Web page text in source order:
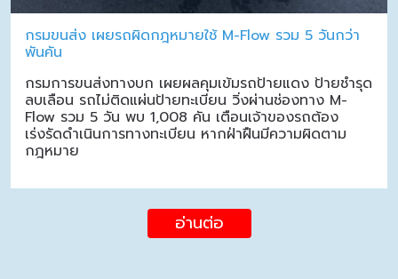
กรมขนส่ง เผยรถผิดกฎหมายใช้ M-Flow รวม 5 วันกว่า
พันคัน
กรมการขนส่งทางบก เผยผลคุมเข้มรถป้ายแดง ป้ายชำรุด
ลบเลือน รถไม่ติดแผ่นป้ายทะเบียน วิ่งผ่านช่องทาง M-
Flow รวม 5 วัน พบ 1,008 คัน เตือนเจ้าของรถต้อง
เร่งรัดดำเนินการทางทะเบียน หากฝ่าฝืนมีความผิดตาม
กฎหมาย
อ่านต่อ